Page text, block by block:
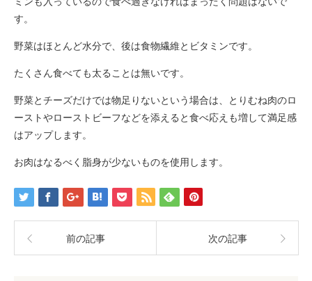
す。
野菜はほとんど水分で、後は食物繊維とビタミンです。
たくさん食べても太ることは無いです。
野菜とチーズだけでは物足りないという場合は、とりむね肉のロ
ーストやローストビーフなどを添えると食べ応えも増して満足感
はアップします。
お肉はなるべく脂身が少ないものを使用します。
前の記事 次の記事